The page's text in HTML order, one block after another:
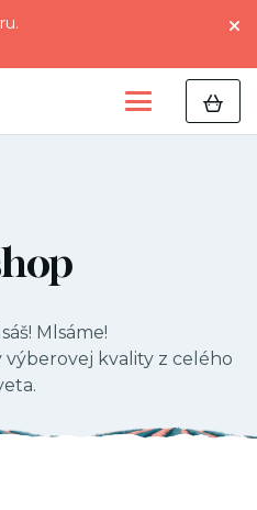
Mlsáme!
výberovej kvality z celého